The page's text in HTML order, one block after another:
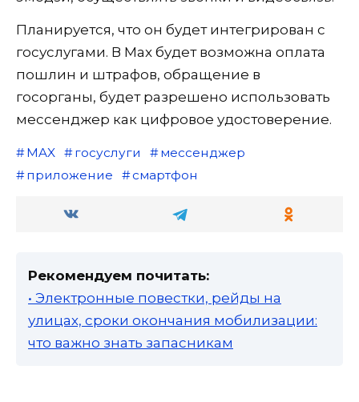
Планируется, что он будет интегрирован с
госуслугами. В Мax будет возможна оплата
пошлин и штрафов, обращение в
госорганы, будет разрешено использовать
мессенджер как цифровое удостоверение.
MAX госуслуги
мессенджер
приложение
смартфон
Рекомендуем почитать:
• Электронные повестки, рейды на
улицах, сроки окончания мобилизации:
что важно знать запасникам